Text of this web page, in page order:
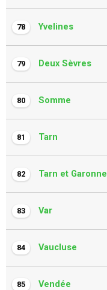
78 Yvelines
79 Deux Sèvres
80 Somme
81 Tarn
82 Tarn et Garonne
83 Var
84 Vaucluse
85 Vendée